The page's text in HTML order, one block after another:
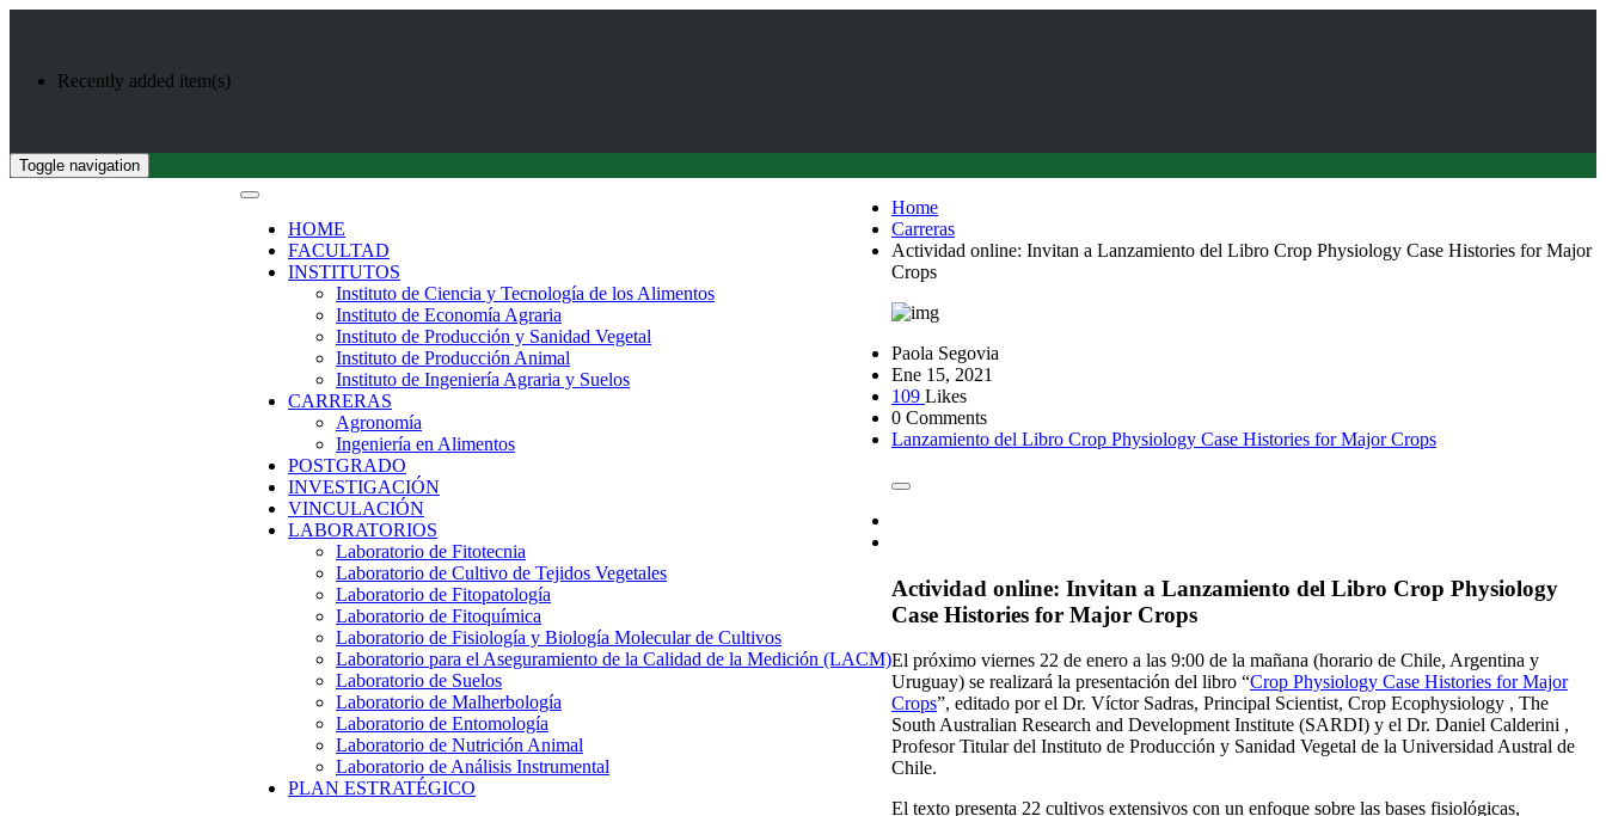
Recently added item(s)
Toggle navigation
HOME
FACULTAD
INSTITUTOS
Instituto de Ciencia y Tecnología de los Alimentos
Instituto de Economía Agraria
Instituto de Producción y Sanidad Vegetal
Instituto de Producción Animal
Instituto de Ingeniería Agraria y Suelos
CARRERAS
Agronomía
Ingeniería en Alimentos
POSTGRADO
INVESTIGACIÓN
VINCULACIÓN
LABORATORIOS
Laboratorio de Fitotecnia
Laboratorio de Cultivo de Tejidos Vegetales
Laboratorio de Fitopatología
Laboratorio de Fitoquímica
Laboratorio de Fisiología y Biología Molecular de Cultivos
Laboratorio para el Aseguramiento de la Calidad de la Medición (LACM)
Laboratorio de Suelos
Laboratorio de Malherbología
Laboratorio de Entomología
Laboratorio de Nutrición Animal
Laboratorio de Análisis Instrumental
PLAN ESTRATÉGICO
Home
Carreras
Actividad online: Invitan a Lanzamiento del Libro Crop Physiology Case Histories for Major
Crops
Paola Segovia
Ene 15, 2021
109 Likes
0 Comments
Lanzamiento del Libro Crop Physiology Case Histories for Major Crops
Actividad online: Invitan a Lanzamiento del Libro Crop Physiology
Case Histories for Major Crops
El próximo viernes 22 de enero a las 9:00 de la mañana (horario de Chile, Argentina y
Uruguay) se realizará la presentación del libro “Crop Physiology Case Histories for Major
Crops”, editado por el Dr. Víctor Sadras, Principal Scientist, Crop Ecophysiology , The
South Australian Research and Development Institute (SARDI) y el Dr. Daniel Calderini ,
Profesor Titular del Instituto de Producción y Sanidad Vegetal de la Universidad Austral de
Chile.
El texto presenta 22 cultivos extensivos con un enfoque sobre las bases fisiológicas,